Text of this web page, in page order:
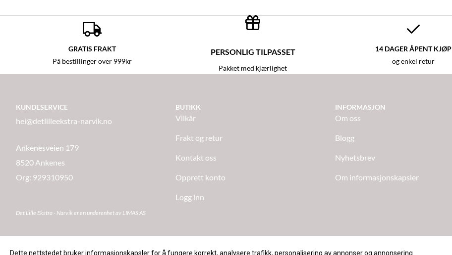
GRATIS FRAKT
På bestillinger over 999kr
PERSONLIG TILPASSET
Pakket med kjærlighet
14 DAGER ÅPENT KJØP
og enkel retur
KUNDESERVICE
hei@detlilleekstra-narvik.no
Ankenesveien 179
8520 Ankenes
Org: 929310950
Det Lille Ekstra - Narvik er en underenhet av LIMAS AS
BUTIKK
Vilkår
Frakt og retur
Kontakt oss
Opprett konto
Logg inn
INFORMASJON
Om oss
Blogg
Nyhetsbrev
Om informasjonskapsler
Dette nettstedet bruker informasjonskapsler for å fungere korrekt, analysere trafikk, personalisering av annonser og annonsering.